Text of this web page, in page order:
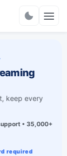
keep every
• 35,000+
required